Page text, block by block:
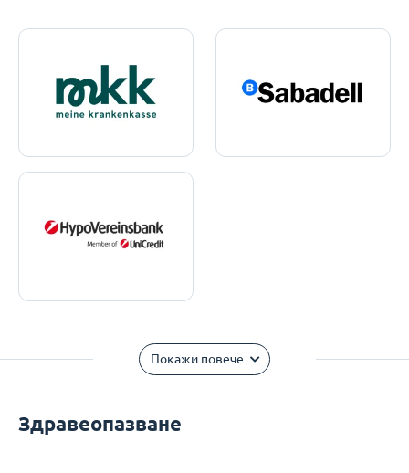
Покажи повече
Здравеопазване